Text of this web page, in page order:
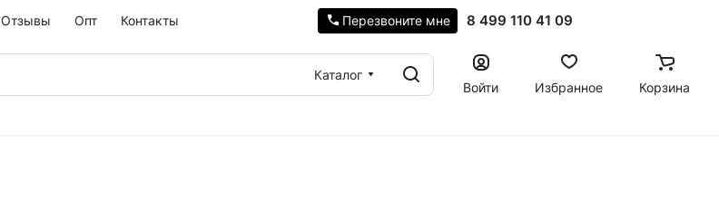
Отзывы Опт Контакты 8 499 110 41 09
Перезвоните мне
Каталог
Войти
Избранное Корзина